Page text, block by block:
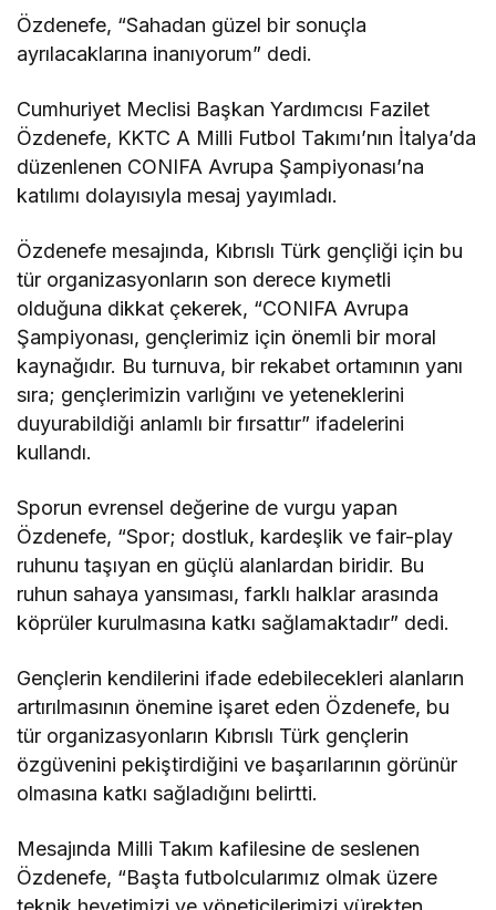
Özdenefe, “Sahadan güzel bir sonuçla
ayrılacaklarına inanıyorum” dedi.
Cumhuriyet Meclisi Başkan Yardımcısı Fazilet
Özdenefe, KKTC A Milli Futbol Takımı’nın İtalya’da
düzenlenen CONIFA Avrupa Şampiyonası’na
katılımı dolayısıyla mesaj yayımladı.
Özdenefe mesajında, Kıbrıslı Türk gençliği için bu
tür organizasyonların son derece kıymetli
olduğuna dikkat çekerek, “CONIFA Avrupa
Şampiyonası, gençlerimiz için önemli bir moral
kaynağıdır. Bu turnuva, bir rekabet ortamının yanı
sıra; gençlerimizin varlığını ve yeteneklerini
duyurabildiği anlamlı bir fırsattır” ifadelerini
kullandı.
Sporun evrensel değerine de vurgu yapan
Özdenefe, “Spor; dostluk, kardeşlik ve fair-play
ruhunu taşıyan en güçlü alanlardan biridir. Bu
ruhun sahaya yansıması, farklı halklar arasında
köprüler kurulmasına katkı sağlamaktadır” dedi.
Gençlerin kendilerini ifade edebilecekleri alanların
artırılmasının önemine işaret eden Özdenefe, bu
tür organizasyonların Kıbrıslı Türk gençlerin
özgüvenini pekiştirdiğini ve başarılarının görünür
olmasına katkı sağladığını belirtti.
Mesajında Milli Takım kafilesine de seslenen
Özdenefe, “Başta futbolcularımız olmak üzere